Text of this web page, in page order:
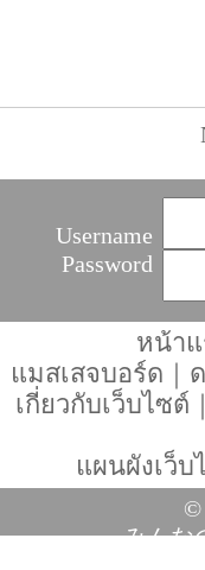
Username
Password
หน้า
แมสเสจบอร์ด ｜
เกี่ยวกับเว็บไซต์ ｜
แผนผังเว็บ
©
みんな